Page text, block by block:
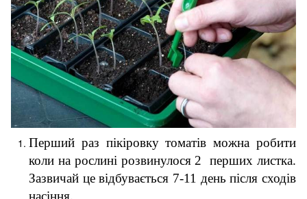
Перший раз пікіровку томатів можна робити
коли на рослині розвинулося 2 перших листка.
Зазвичай це відбувається 7-11 день після сходів
насіння.